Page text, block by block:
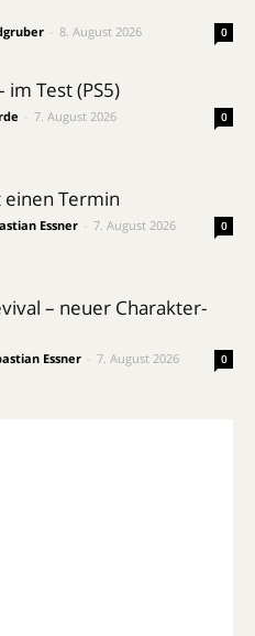
8. August 2026 0
Test (PS5)
7. August 2026 0
einen Termin
Essner 7. August 2026 0
– neuer Charakter-
Essner 7. August 2026 0